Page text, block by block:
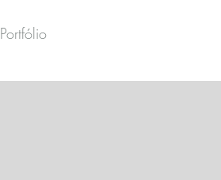
Portfólio